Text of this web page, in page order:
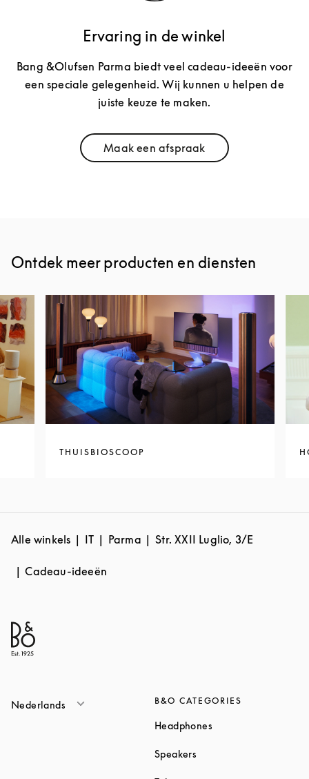
Ervaring in de winkel
Bang &Olufsen Parma biedt veel cadeau-ideeën voor
een speciale gelegenheid. Wij kunnen u helpen de
juiste keuze te maken.
Maak een afspraakLink Opens in New Tab
Ontdek meer producten en diensten
THUISBIOSCOOP
Alle winkels IT Parma Str. XXII Luglio, 3/E
Cadeau-ideeën
Nederlands B&O CATEGORIES
Headphones
Speakers